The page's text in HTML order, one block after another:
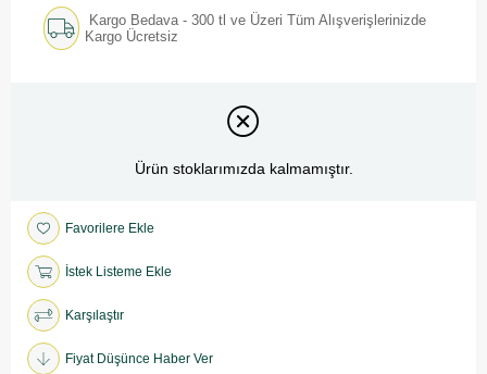
Kargo Bedava - 300 tl ve Üzeri Tüm Alışverişlerinizde
Kargo Ücretsiz
Ürün stoklarımızda kalmamıştır.
Favorilere Ekle
İstek Listeme Ekle
Karşılaştır
Fiyat Düşünce Haber Ver